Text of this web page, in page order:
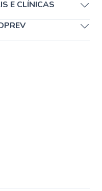
E CLÍNICAS